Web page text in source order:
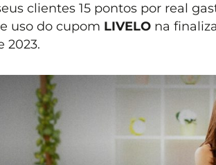
clientes 15 pontos por real
uso do cupom LIVELOna
2023.